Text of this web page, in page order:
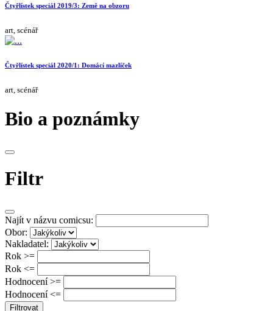
Čtyřlístek speciál 2019/3: Země na obzoru
art, scénář
Čtyřlístek speciál 2020/1: Domácí mazlíček
art, scénář
Bio a poznámky
Filtr
Najít v názvu comicsu:
Obor:
Nakladatel:
Rok >=
Rok <=
Hodnocení >=
Hodnocení <=
Filtrovat